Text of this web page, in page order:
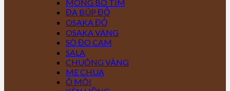
MÓNG BÒ TÍM
ĐA BÚP ĐỎ
OSAKA ĐỎ
OSAKA VÀNG
SÒ ĐO CAM
SALA
CHUÔNG VÀNG
ME CHUA
Ô MÔI